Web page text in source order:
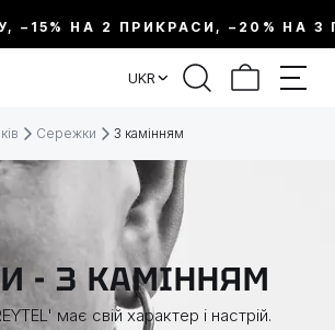
НА 2 ПРИКРАСИ, –20% НА 3
UKR
Сережки З камінням
- З КАМІННЯМ
має свій характер і настрій.